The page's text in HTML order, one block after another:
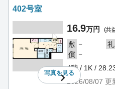
402号室
写真を見る
16.9万円 (共
敷 － 礼
償 －
4階 / 1K /
2026/08/07 更